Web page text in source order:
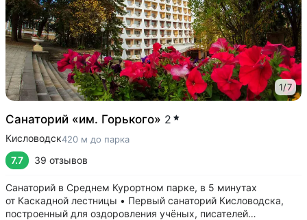
1/7
Санаторий «им. Горького» 2
Кисловодск420 м до парка
7.7 39 отзывов
Санаторий в Среднем Курортном парке, в 5 минутах
от Каскадной лестницы • Первый санаторий Кисловодска,
построенный для оздоровления учёных, писателей